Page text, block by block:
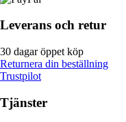
Leverans och retur
30 dagar öppet köp
Returnera din beställning
Trustpilot
Tjänster